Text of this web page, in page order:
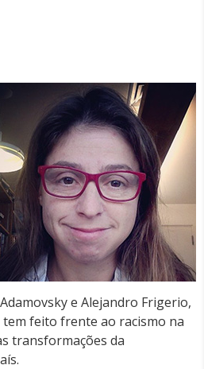
e Alejandro Frigerio,
feito frente ao racismo na
transformações da